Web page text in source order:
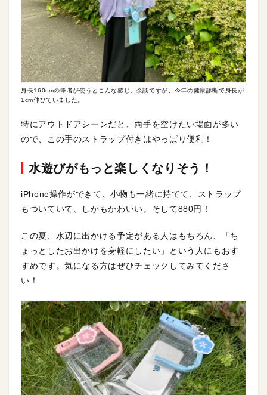
身長160cmの筆者が使うとこんな感じ。余談ですが、今年の健康診断で身長が
1cm伸びていました。
特にアウトドアシーンだと、両手を空けたい場面が多い
ので、この手のストラップ付きはやっぱり便利！
水遊びがもっと楽しくなりそう！
iPhone操作ができて、小物も一緒に持てて、ストラップ
もついていて、しかもかわいい。そして880円！
この夏、水辺に出かける予定がある人はもちろん、「ち
ょっとしたお出かけを身軽にしたい」という人にもおす
すめです。気になる方はぜひチェックしてみてくださ
い！